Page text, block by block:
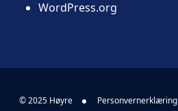
WordPress.org
© 2025 Høyre Personvernerklæring